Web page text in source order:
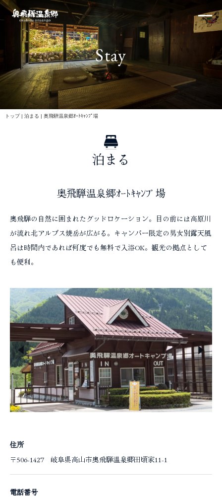
内
容
ッ
プ
Stay
トップ| 泊まる | 奥飛騨温泉郷ｵｰﾄｷｬﾝﾌﾟ場
泊まる
奥飛騨温泉郷ｵｰﾄｷｬﾝﾌﾟ場
奥飛騨の自然に囲まれたグッドロケーション。目の前には高原川
が流れ北アルプス焼岳が広がる。キャンパー限定の男女別露天風
呂は時間内であれば何度でも無料で入浴OK。観光の拠点として
も便利。
住所
〒506-1427 岐阜県高山市奥飛騨温泉郷田頃家11-1
電話番号
×
北アルプス
コラム